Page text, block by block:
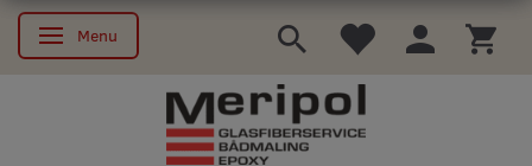
Skifte navigation
Menu